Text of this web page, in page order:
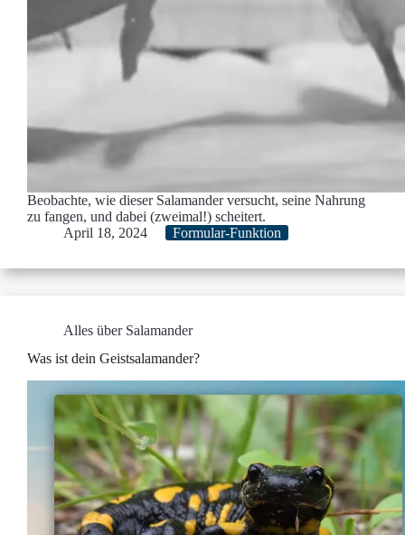
Beobachte, wie dieser Salamander versucht, seine Nahrung
zu fangen, und dabei (zweimal!) scheitert.
April 18, 2024
Formular-Funktion
Alles über Salamander
Was ist dein Geistsalamander?